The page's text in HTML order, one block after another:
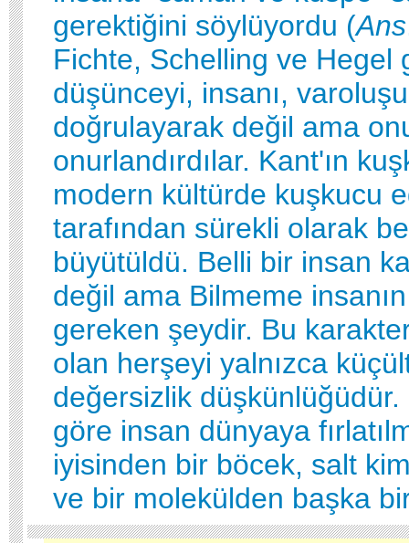
gerektiğini söylüyordu (Ans
Fichte, Schelling ve Hegel
düşünceyi, insanı,
doğrulayarak değil ama
onurlandırdılar. Kant'ın
modern kültürde kuşkucu
tarafından sürekli olarak
büyütüldü. Belli bir insan
değil ama Bilmeme
gereken şeydir. Bu
olan herşeyi yalnızca
değersizlik düşkünlüğüdür.
göre insan dünyaya
iyisinden bir böcek, salt
ve bir molekülden başka